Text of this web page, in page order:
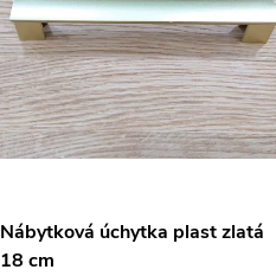
Nábytková úchytka plast zlatá
18 cm